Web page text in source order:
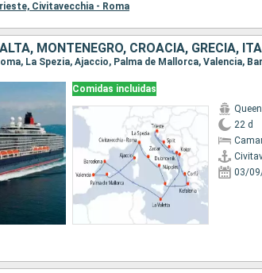
Civitavecchia - Roma
MONTENEGRO, CROACIA, GRECIA,
Comidas incluidas
22 d
03/